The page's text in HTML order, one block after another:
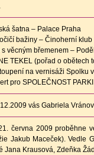
šatna – Palace Praha
bažiny – Činoherní klub
s věcným břemenem –
TEKEL (pořad o obětech
na vernisáži Spolku
pro SPOLEČNOST
vás Gabriela
června 2009 proběhne
Jakub Maceček). Vedle
Jana Krausová, Zdeňka